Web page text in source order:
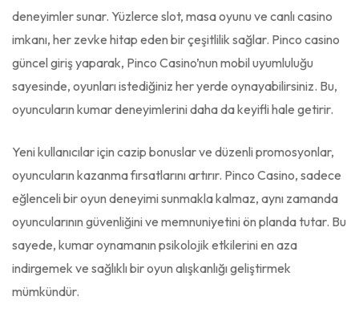
deneyimler sunar. Yüzlerce slot, masa oyunu ve canlı casino
imkanı, her zevke hitap eden bir çeşitlilik sağlar. Pinco casino
güncel giriş yaparak, Pinco Casino’nun mobil uyumluluğu
sayesinde, oyunları istediğiniz her yerde oynayabilirsiniz. Bu,
oyuncuların kumar deneyimlerini daha da keyifli hale getirir.
Yeni kullanıcılar için cazip bonuslar ve düzenli promosyonlar,
oyuncuların kazanma fırsatlarını artırır. Pinco Casino, sadece
eğlenceli bir oyun deneyimi sunmakla kalmaz, aynı zamanda
oyuncularının güvenliğini ve memnuniyetini ön planda tutar. Bu
sayede, kumar oynamanın psikolojik etkilerini en aza
indirgemek ve sağlıklı bir oyun alışkanlığı geliştirmek
mümkündür.